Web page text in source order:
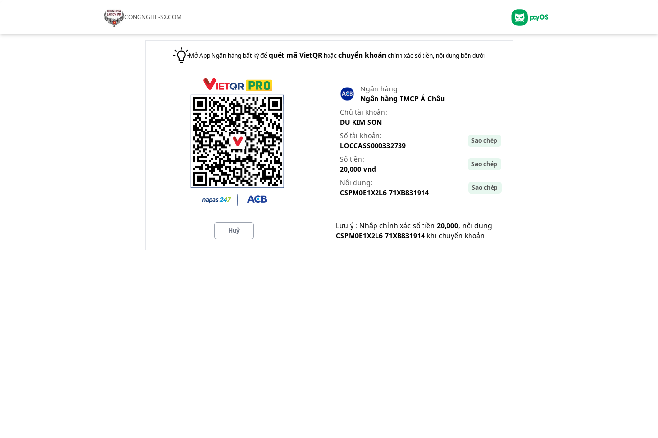
CONGNGHE-SX.COM
Mở App Ngân hàng bất kỳ đểquét mã VietQRhoặcchuyển khoảnchính xácsố tiền, nội dungbên dưới
Ngân hàng
Ngân hàng TMCP Á Châu
Chủ tài khoản:
DU KIM SON
Số tài khoản:
LOCCASS000332739
Sao chép
Số tiền:
20,000 vnd
Sao chép
Nội dung:
CSPM0E1X2L6 71XB831914
Sao chép
Lưu ý : Nhập chính xác số tiền 20,000, nội dung
CSPM0E1X2L6 71XB831914 khi chuyển khoản
Huỷ